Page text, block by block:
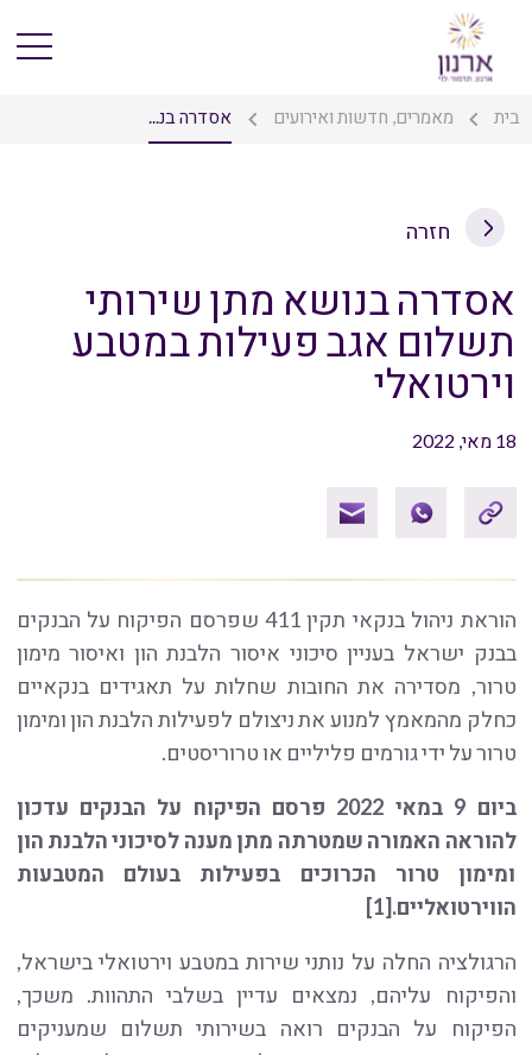
בית מאמרים, חדשות ואירועים אסדרה בנ...
חזרה
אסדרה בנושא מתן שירותי
תשלום אגב פעילות במטבע
וירטואלי
18 מאי, 2022
הוראת ניהול בנקאי תקין 411 שפרסם הפיקוח על הבנקים
בבנק ישראל בעניין סיכוני איסור הלבנת הון ואיסור מימון
טרור, מסדירה את החובות שחלות על תאגידים בנקאיים
כחלק מהמאמץ למנוע את ניצולם לפעילות הלבנת הון ומימון
טרור על ידי גורמים פליליים או טרוריסטים.
ביום 9 במאי 2022 פרסם הפיקוח על הבנקים עדכון
להוראה האמורה שמטרתה מתן מענה לסיכוני הלבנת הון
ומימון טרור הכרוכים בפעילות בעולם המטבעות
הווירטואליים.[1]
הרגולציה החלה על נותני שירות במטבע וירטואלי בישראל,
והפיקוח עליהם, נמצאים עדיין בשלבי התהוות. משכך,
הפיקוח על הבנקים רואה בשירותי תשלום שמעניקים